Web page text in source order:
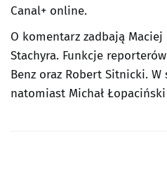
Canal+ online.
O komentarz zadbają
Stachyra. Funkcje
Benz oraz Robert Sitnicki.
natomiast Michał